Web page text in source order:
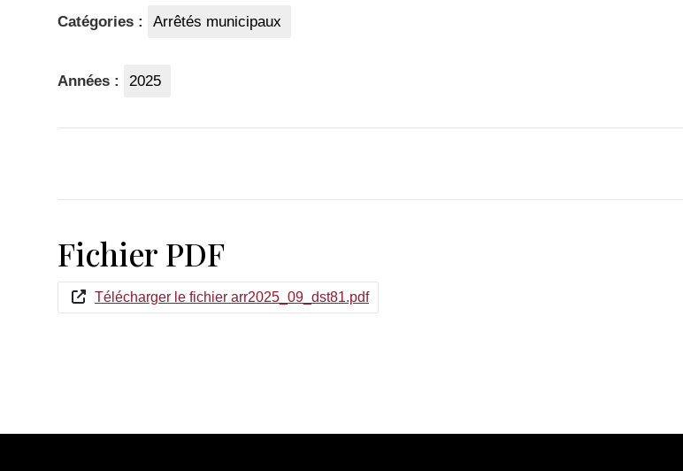
Catégories : Arrêtés municipaux
Années : 2025
Fichier PDF
Télécharger le fichier arr2025_09_dst81.pdf